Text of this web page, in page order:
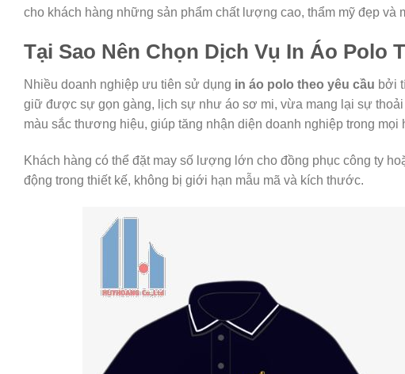
cho khách hàng những sản phẩm chất lượng cao, thẩm mỹ đẹp và
Tại Sao Nên Chọn Dịch Vụ In Áo Polo
Nhiều doanh nghiệp ưu tiên sử dụng in áo polo theo yêu cầu bởi
giữ được sự gọn gàng, lịch sự như áo sơ mi, vừa mang lại sự
màu sắc thương hiệu, giúp tăng nhận diện doanh nghiệp trong mọi
Khách hàng có thể đặt may số lượng lớn cho đồng phục công ty
động trong thiết kế, không bị giới hạn mẫu mã và kích thước.